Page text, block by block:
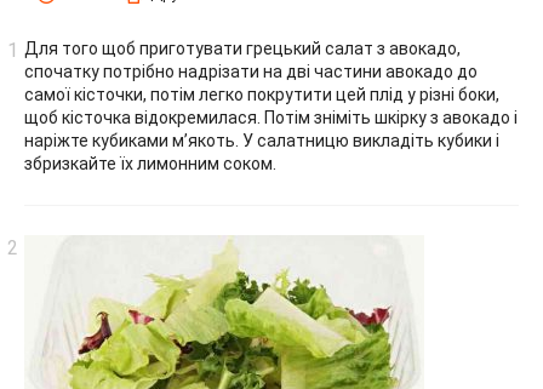
Для того щоб приготувати грецький салат з авокадо,
спочатку потрібно надрізати на дві частини авокадо до
самої кісточки, потім легко покрутити цей плід у різні боки,
щоб кісточка відокремилася. Потім зніміть шкірку з авокадо і
наріжте кубиками м’якоть. У салатницю викладіть кубики і
збризкайте їх лимонним соком.